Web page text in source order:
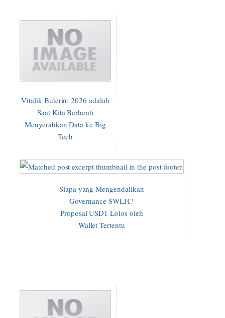
Vitalik Buterin: 2026 adalah
Saat Kita Berhenti
Menyerahkan Data ke Big
Tech
Siapa yang Mengendalikan
Governance $WLFI?
Proposal USD1 Lolos oleh
Wallet Tertentu